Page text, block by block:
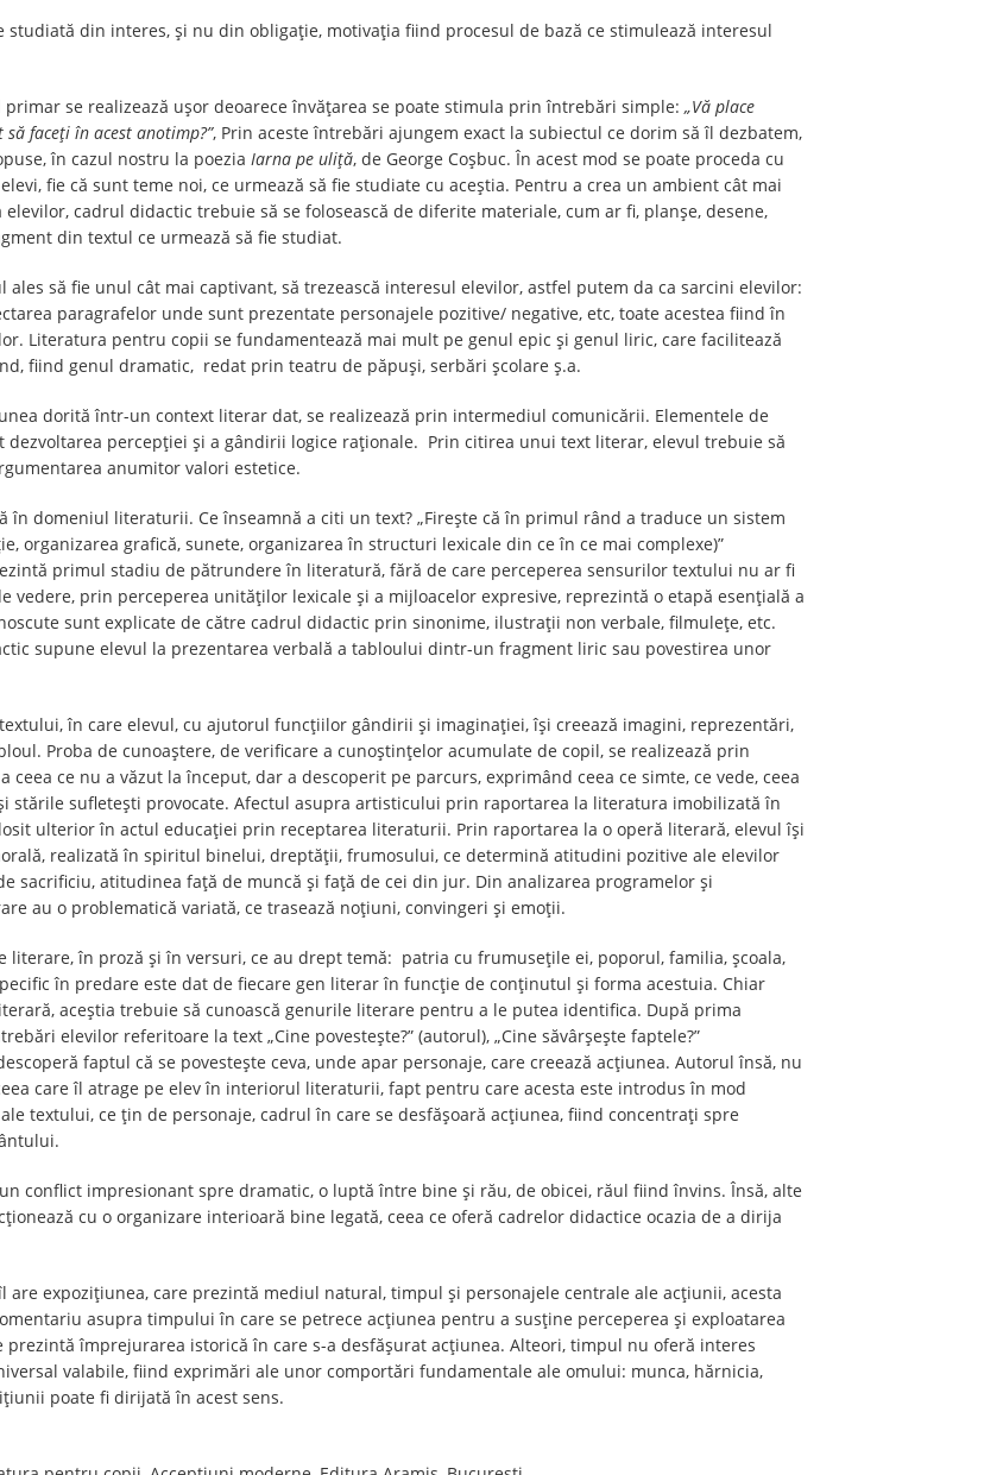
din interes, și nu din obligație, motivația fiind procesul de bază ce stimulează interesul
se realizează ușor deoarece învățarea se poate stimula prin întrebări simple: „Vă place
să faceți în acest anotimp?”, Prin aceste întrebări ajungem exact la subiectul ce dorim să îl dezbatem,
în cazul nostru la poezia Iarna pe uliță, de George Coșbuc. În acest mod se poate proceda cu
fie că sunt teme noi, ce urmează să fie studiate cu aceștia. Pentru a crea un ambient cât mai
cadrul didactic trebuie să se folosească de diferite materiale, cum ar fi, planșe, desene,
din textul ce urmează să fie studiat.
să fie unul cât mai captivant, să trezească interesul elevilor, astfel putem da ca sarcini elevilor:
paragrafelor unde sunt prezentate personajele pozitive/ negative, etc, toate acestea fiind în
Literatura pentru copii se fundamentează mai mult pe genul epic și genul liric, care facilitează
fiind genul dramatic, redat prin teatru de păpuși, serbări școlare ș.a.
dorită într-un context literar dat, se realizează prin intermediul comunicării. Elementele de
percepției și a gândirii logice raționale. Prin citirea unui text literar, elevul trebuie să
anumitor valori estetice.
domeniul literaturii. Ce înseamnă a citi un text? „Firește că în primul rând a traduce un sistem
organizarea grafică, sunete, organizarea în structuri lexicale din ce în ce mai complexe)”
primul stadiu de pătrundere în literatură, fără de care perceperea sensurilor textului nu ar fi
vedere, prin perceperea unităților lexicale și a mijloacelor expresive, reprezintă o etapă esențială a
sunt explicate de către cadrul didactic prin sinonime, ilustrații non verbale, filmulețe, etc.
supune elevul la prezentarea verbală a tabloului dintr-un fragment liric sau povestirea unor
în care elevul, cu ajutorul funcțiilor gândirii și imaginației, își creează imagini, reprezentări,
Proba de cunoaștere, de verificare a cunoștințelor acumulate de copil, se realizează prin
ce nu a văzut la început, dar a descoperit pe parcurs, exprimând ceea ce simte, ce vede, ceea
stările sufletești provocate. Afectul asupra artisticului prin raportarea la literatura imobilizată în
ulterior în actul educației prin receptarea literaturii. Prin raportarea la o operă literară, elevul își
realizată în spiritul binelui, dreptății, frumosului, ce determină atitudini pozitive ale elevilor
sacrificiu, atitudinea față de muncă și față de cei din jur. Din analizarea programelor și
au o problematică variată, ce trasează noțiuni, convingeri și emoții.
literare, în proză și în versuri, ce au drept temă: patria cu frumusețile ei, poporul, familia, școala,
în predare este dat de fiecare gen literar în funcție de conținutul și forma acestuia. Chiar
aceștia trebuie să cunoască genurile literare pentru a le putea identifica. După prima
elevilor referitoare la text „Cine povestește?” (autorul), „Cine săvârșește faptele?”
faptul că se povestește ceva, unde apar personaje, care creează acțiunea. Autorul însă, nu
care îl atrage pe elev în interiorul literaturii, fapt pentru care acesta este introdus în mod
textului, ce țin de personaje, cadrul în care se desfășoară acțiunea, fiind concentrați spre
conflict impresionant spre dramatic, o luptă între bine și rău, de obicei, răul fiind învins. Însă, alte
cu o organizare interioară bine legată, ceea ce oferă cadrelor didactice ocazia de a dirija
expozițiunea, care prezintă mediul natural, timpul și personajele centrale ale acțiunii, acesta
asupra timpului în care se petrece acțiunea pentru a susține perceperea și exploatarea
împrejurarea istorică în care s-a desfășurat acțiunea. Alteori, timpul nu oferă interes
valabile, fiind exprimări ale unor comportări fundamentale ale omului: munca, hărnicia,
poate fi dirijată în acest sens.